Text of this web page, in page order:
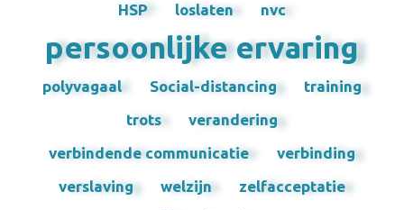
HSP
loslaten nvc
persoonlijke ervaring
polyvagaal Social-distancing
training
trots
verandering
verbindende communicatie
verbinding
verslaving
welzijn
zelfacceptatie